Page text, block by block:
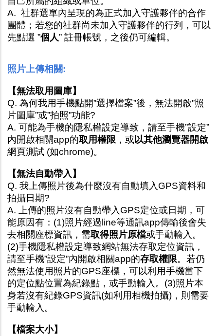
A.  社群選單內呈現的為正式加入守護夥伴的合作
團體；若您的社群尚未加入守護夥伴的行列，可以
先點選 ”個人” 註冊帳號，之後仍可編輯。
照片上傳相關:
【無法取用圖庫】
Q. 為何我用手機點開”選擇檔案”後，無法開啟”照
片圖庫”或”拍照”功能?
A. 可能為手機的隱私權設定導致，請至手機”設定”
內開啟相關app的取用權限 ，或以其他瀏覽器開啟
網頁測試 (如chrome)。
【無法自動帶入】
Q. 我上傳照片後為什麼沒有自動填入GPS資料和
拍攝日期?
A. 上傳的照片沒有自動帶入GPS定位或日期，可
能原因有：(1)照片經過line等通訊app傳輸後會失
去相關座標資訊，需取得照片原檔或手動輸入。
(2)手機隱私權設定導致網站無法存取定位資訊，
請至手機”設定”內開啟相關app的存取權限。若仍
然無法使用照片的GPS座標，可以利用手機當下
的定位點位置為紀錄點，或手動輸入。(3)照片本
身若沒有紀錄GPS資訊(如利用相機拍攝)，則需要
手動輸入。
【檔案大小】